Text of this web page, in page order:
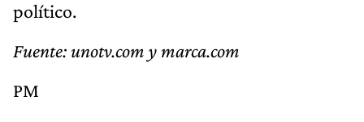
político.
Fuente: unotv.com y marca.com
PM